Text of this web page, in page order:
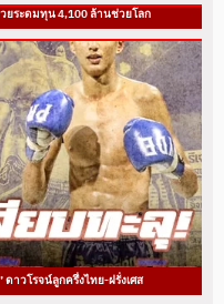
ยระดมทุน 4,100 ล้านช่วยโลก
าวโรจน์ลูกครึ่งไทย-ฝรั่งเศส